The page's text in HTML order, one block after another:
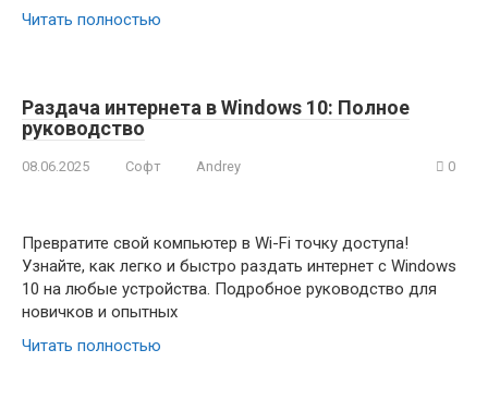
Читать полностью
Раздача интернета в Windows 10: Полное
руководство
08.06.2025 Софт Andrey 0
Превратите свой компьютер в Wi-Fi точку доступа!
Узнайте, как легко и быстро раздать интернет с Windows
10 на любые устройства. Подробное руководство для
новичков и опытных
Читать полностью